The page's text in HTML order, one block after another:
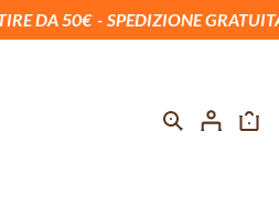
SPEDIZIONE GRATUITA A